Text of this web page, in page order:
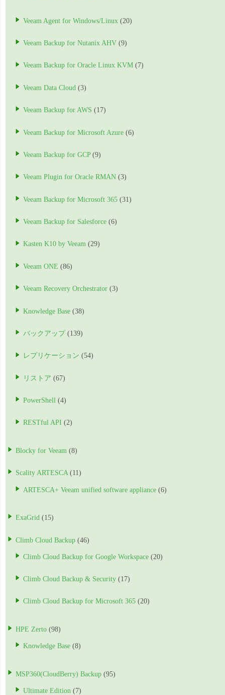
Veeam Agent for Windows/Linux (20)
Veeam Backup for Nutanix AHV (9)
Veeam Backup for Oracle Linux KVM (7)
Veeam Data Cloud (3)
Veeam Backup for AWS (17)
Veeam Backup for Microsoft Azure (6)
Veeam Backup for GCP(9)
Veeam Plugin for Oracle RMAN (3)
Veeam Backup for Microsoft 365 (31)
Veeam Backup for Salesforce (6)
Kasten K10 by Veeam (29)
Veeam ONE (86)
Veeam Recovery Orchestrator (3)
Knowledge Base (38)
バックアップ (139)
レプリケーション (54)
リストア (67)
PowerShell (4)
RESTful API (2)
Blocky for Veeam (8)
Scality ARTESCA(11)
ARTESCA+ Veeam unified software appliance (6)
ExaGrid (15)
Climb Cloud Backup (46)
Climb Cloud Backup for Google Workspace (20)
Climb Cloud Backup & Security (17)
Climb Cloud Backup for Microsoft 365 (20)
HPE Zerto (98)
Knowledge Base (8)
MSP360(CloudBerry) Backup (95)
Ultimate Edition (7)